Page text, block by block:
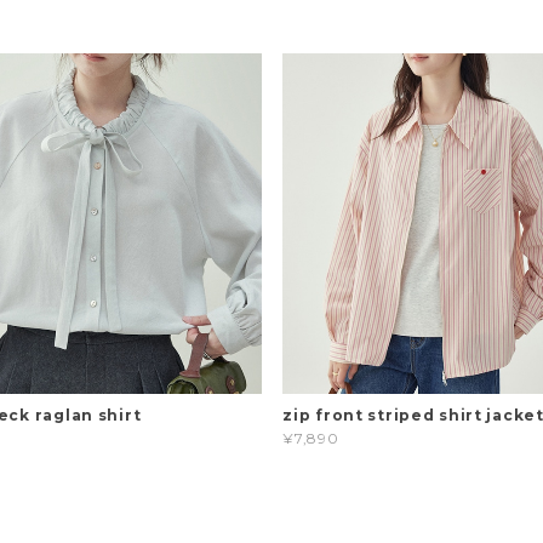
raglan shirt
zip front striped shirt jacket
¥7,890